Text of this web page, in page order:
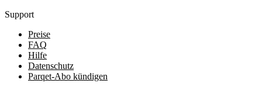
Support
Preise
FAQ
Hilfe
Datenschutz
Parqet-Abo kündigen